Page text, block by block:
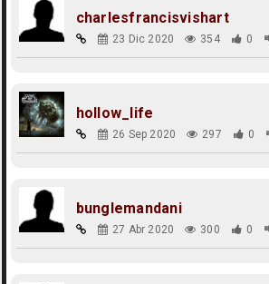
charlesfrancisvishart
23 Dic 2020 354 0
hollow_life
26 Sep 2020 297 0
bunglemandani
27 Abr 2020 300 0